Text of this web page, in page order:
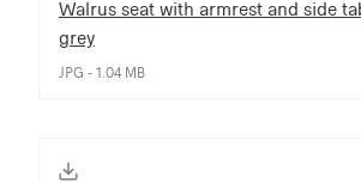
Walrus seat with armrest and side
grey
JPG - 1.04 MB